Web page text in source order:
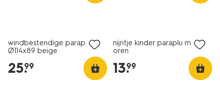
windbestendige paraplu
Ø114x89 beige
25.
99
nijntje kinder paraplu met
oren
13.
99